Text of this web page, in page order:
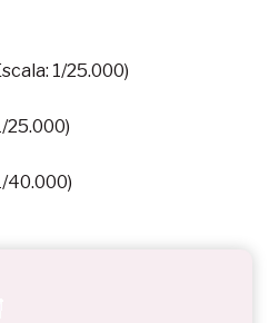
1/25.000)
25.000)
40.000)